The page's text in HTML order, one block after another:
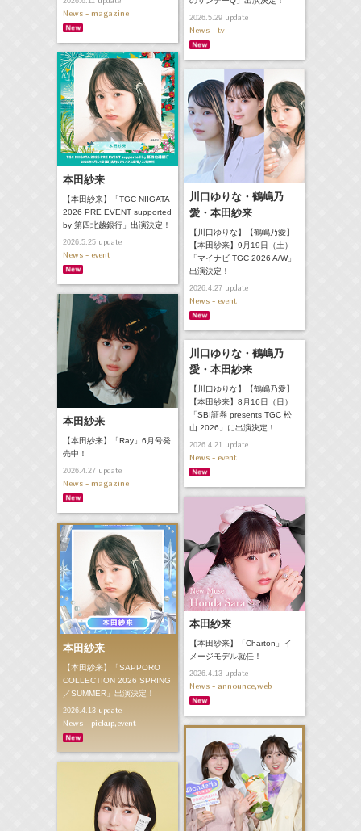
News - magazine 2026.5.29update
News - tv
本田紗来
【本田紗来】「TGC NIIGATA
2026 PRE EVENT supported
by 第四北越銀行」出演決定！
2026.5.25update
News - event
川口ゆりな・鶴嶋乃
愛・本田紗来
【川口ゆりな】【鶴嶋乃愛】
【本田紗来】9月19日（土）
「マイナビ TGC 2026 A/W」
出演決定！
2026.4.27update
News - event
本田紗来
【本田紗来】「Ray」6月号発
売中！
2026.4.27update
News - magazine
川口ゆりな・鶴嶋乃
愛・本田紗来
【川口ゆりな】【鶴嶋乃愛】
【本田紗来】8月16日（日）
「SBI証券 presents TGC 松
山 2026」に出演決定！
2026.4.21update
News - event
本田紗来
【本田紗来】「Charton」イ
メージモデル就任！
2026.4.13update
News - announce,web
本田紗来
【本田紗来】「SAPPORO
COLLECTION 2026 SPRING
／SUMMER」出演決定！
2026.4.13update
News - pickup,event